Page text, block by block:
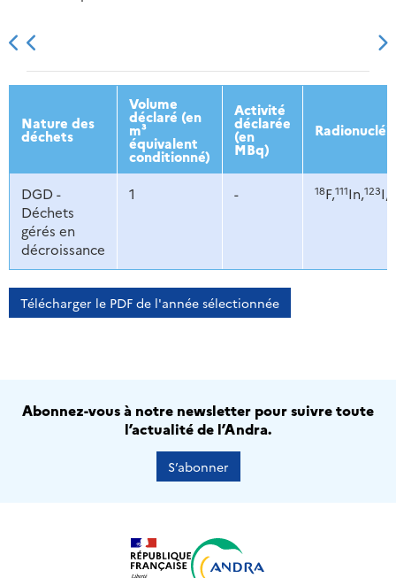
2013 2014 2015 2016
Nature des
déchets
Volume
déclaré (en
m³
équivalent
conditionné)
Activité
déclarée
(en
MBq)
DGD -
Déchets
gérés en
décroissance
1 - 18F,111In,123I,
Télécharger le PDF de l'année sélectionnée
Abonnez-vous à notre newsletter pour suivre toute
l’actualité de l’Andra.
S’abonner